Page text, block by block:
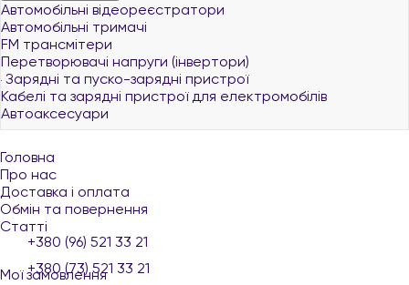
Автомобільні відеореєстратори
Автомобільні тримачі
FM трансмітери
Перетворювачі напруги (інвертори)
Зарядні та пуско-зарядні пристрої
Кабелі та зарядні пристрої для електромобілів
Автоаксесуари
Головна
Про нас
Доставка і оплата
Обмін та повернення
Статті
Мої замовлення
+380 (96) 521 33 21
+380 (73) 521 33 21